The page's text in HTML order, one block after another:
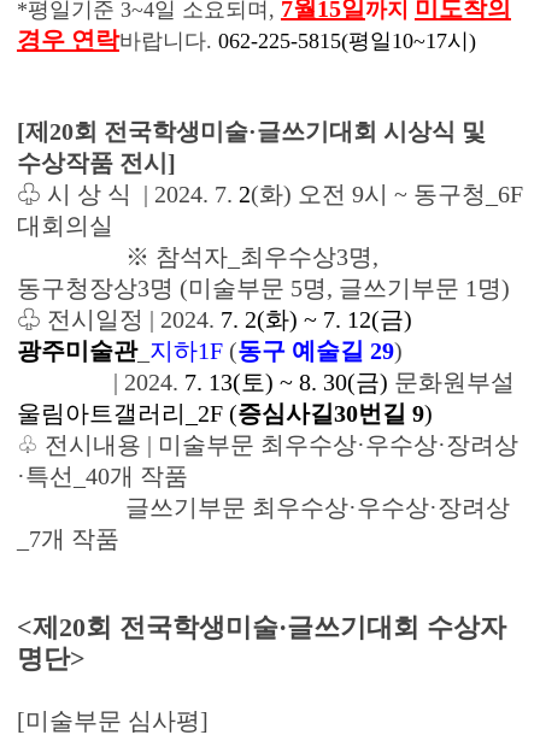
*평일기준 3~4일 소요되며, 7월15일 까지 미 도착의
경우 연락바랍니다. 062-225-5815(평일10~17시)
[제20회 전국학생미술·글쓰기대회 시상식 및
수상작품 전시]
♧ 시 상 식 | 2024. 7. 2(화) 오전 9시 ~ 동구청_6F
대회의실
※ 참석자_최우수상3명,
동구청장상3명 (미술부문 5명, 글쓰기부문 1명)
♧ 전시일정 | 2024. 7. 2(화) ~ 7. 12(금)
광주미술관_ 지하1F(동구 예술길 29)
| 2024. 7. 13(토) ~ 8. 30(금) 문화원부설
울림아트갤러리_2F (증심사길30번길 9)
♧ 전시내용 | 미술부문 최우수상·우수상·장려상
·특선_40개 작품
글쓰기부문 최우수상·우수상·장려상
_7개 작품
<제20회 전국학생미술·글쓰기대회 수상자
명단>
[미술부문 심사평]